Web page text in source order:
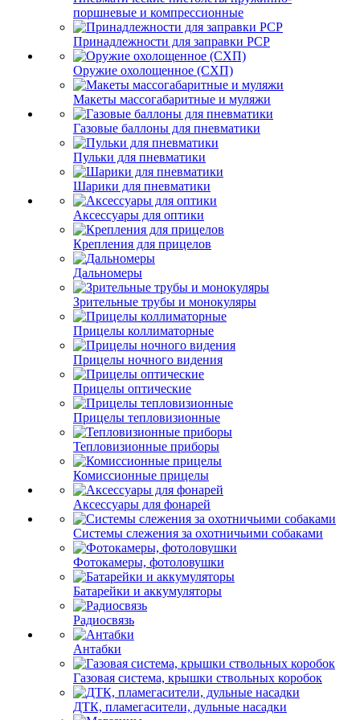
поршневые и компрессионные
Принадлежности для заправки PCP
Оружие охолощенное (СХП)
Макеты массогабаритные и муляжи
Газовые баллоны для пневматики
Пульки для пневматики
Шарики для пневматики
Аксессуары для оптики
Крепления для прицелов
Дальномеры
Зрительные трубы и монокуляры
Прицелы коллиматорные
Прицелы ночного видения
Прицелы оптические
Прицелы тепловизионные
Тепловизионные приборы
Комиссионные прицелы
Аксессуары для фонарей
Системы слежения за охотничьими собаками
Фотокамеры, фотоловушки
Батарейки и аккумуляторы
Радиосвязь
Антабки
Газовая система, крышки ствольных коробок
ДТК, пламегасители, дульные насадки